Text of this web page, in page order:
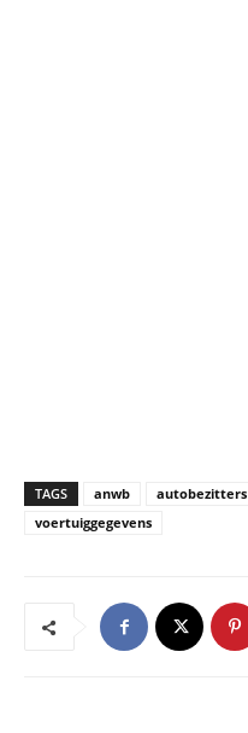
TAGS anwb autobezitters
voertuiggegevens